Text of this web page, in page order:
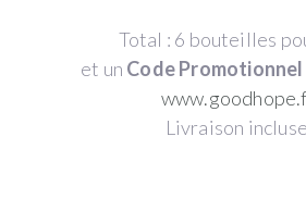
Total : 6 bouteilles
et un Code Promotionnel
Livraison